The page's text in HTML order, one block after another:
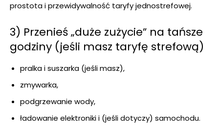
prostota i przewidywalność taryfy jednostrefowej.
3) Przenieś „duże zużycie” na tańsze
godziny (jeśli masz taryfę strefową)
pralka i suszarka (jeśli masz),
zmywarka,
podgrzewanie wody,
ładowanie elektroniki i (jeśli dotyczy) samochodu.